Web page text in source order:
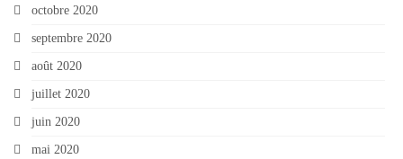
octobre 2020
septembre 2020
août 2020
juillet 2020
juin 2020
mai 2020